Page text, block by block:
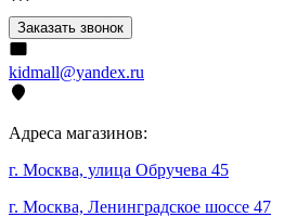
Заказать звонок
kidmall@yandex.ru
Адреса магазинов:
г. Москва, улица Обручева 45
г. Москва, Ленинградское шоссе 47